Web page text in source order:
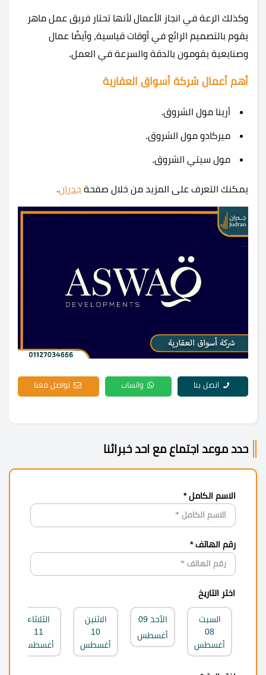
وكذلك الرعة في انجاز الأعمال لأنها تحتار فريق عمل ماهر
يقوم بالتصميم الرائع في أوقات قياسية، وأيضًا عمال
وصنايعية يقومون بالدقة والسرعة في العمل.
أهم أعمال شركة أسواق العقارية
أرينا مول الشروق.
ميركادو مول الشروق.
مول سيتي الشروق.
يمكنك التعرف على المزيد من خلال صفحة جدران.
اتصل بنا واتساب تواصل معنا
حدد موعد اجتماع مع احد خبرائنا
الاسم الكامل *
رقم الهاتف *
اختر التاريخ
السبت
08
أغسطس
الأحد 09
أغسطس
الاثنين
10
أغسطس
الثلاثاء
11
أغسطس